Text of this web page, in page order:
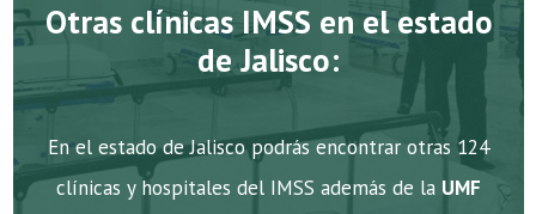
Otras clínicas IMSS en el estado
de Jalisco:
En el estado de Jalisco podrás encontrar otras 124
clínicas y hospitales del IMSS además de la UMF